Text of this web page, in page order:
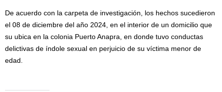
De acuerdo con la carpeta de investigación, los hechos sucedieron
el 08 de diciembre del año 2024, en el interior de un domicilio que
su ubica en la colonia Puerto Anapra, en donde tuvo conductas
delictivas de índole sexual en perjuicio de su víctima menor de
edad.